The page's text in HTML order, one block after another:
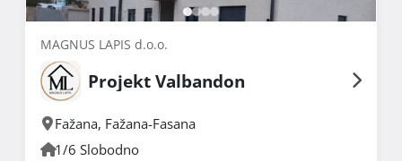
MAGNUS LAPIS d.o.o.
Projekt Valbandon
Fažana, Fažana-Fasana
1/6 Slobodno